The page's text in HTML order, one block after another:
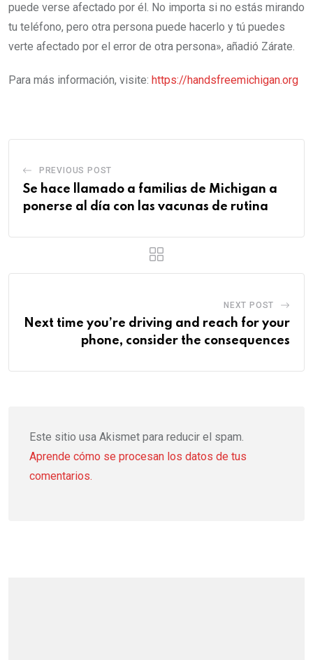
puede verse afectado por él. No importa si no estás mirando
tu teléfono, pero otra persona puede hacerlo y tú puedes
verte afectado por el error de otra persona», añadió Zárate.
Para más información, visite: https://handsfreemichigan.org
PREVIOUS POST
Se hace llamado a familias de Michigan a
ponerse al día con las vacunas de rutina
NEXT POST
Next time you’re driving and reach for your
phone, consider the consequences
Este sitio usa Akismet para reducir el spam.
Aprende cómo se procesan los datos de tus
comentarios.